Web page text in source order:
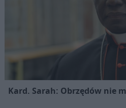
Kard. Sarah: Obrzędów nie